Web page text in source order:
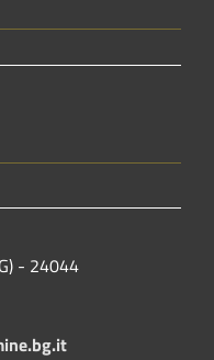
- 24044